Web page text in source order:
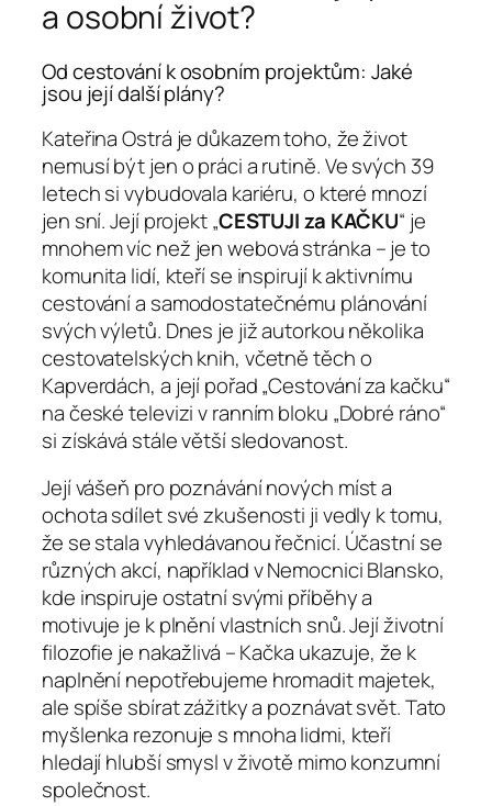
a osobní život?
Od cestování k osobním projektům: Jaké
jsou její další plány?
Kateřina Ostrá je důkazem toho, že život
nemusí být jen o práci a rutině. Ve svých 39
letech si vybudovala kariéru, o které mnozí
jen sní. Její projekt „CESTUJI za KAČKU“ je
mnohem víc než jen webová stránka – je to
komunita lidí, kteří se inspirují k aktivnímu
cestování a samodostatečnému plánování
svých výletů. Dnes je již autorkou několika
cestovatelských knih, včetně těch o
Kapverdách, a její pořad „Cestování za kačku“
na české televizi v ranním bloku „Dobré ráno“
si získává stále větší sledovanost.
Její vášeň pro poznávání nových míst a
ochota sdílet své zkušenosti ji vedly k tomu,
že se stala vyhledávanou řečnicí. Účastní se
různých akcí, například v Nemocnici Blansko,
kde inspiruje ostatní svými příběhy a
motivuje je k plnění vlastních snů. Její životní
filozofie je nakažlivá – Kačka ukazuje, že k
naplnění nepotřebujeme hromadit majetek,
ale spíše sbírat zážitky a poznávat svět. Tato
myšlenka rezonuje s mnoha lidmi, kteří
hledají hlubší smysl v životě mimo konzumní
společnost.